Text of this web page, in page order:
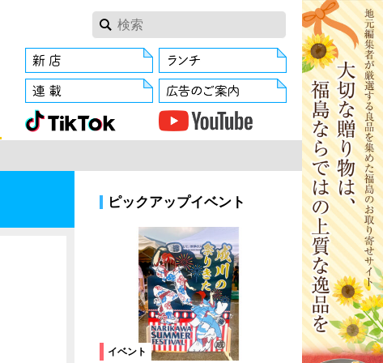
ピックアップイベント
イベント